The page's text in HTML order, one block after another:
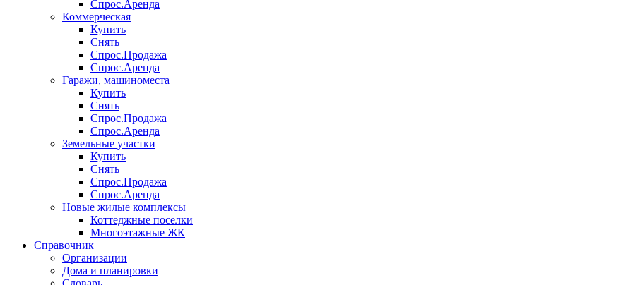
Спрос.Аренда
Коммерческая
Купить
Снять
Спрос.Продажа
Спрос.Аренда
Гаражи, машиноместа
Купить
Снять
Спрос.Продажа
Спрос.Аренда
Земельные участки
Купить
Снять
Спрос.Продажа
Спрос.Аренда
Новые жилые комплексы
Коттеджные поселки
Многоэтажные ЖК
Справочник
Организации
Дома и планировки